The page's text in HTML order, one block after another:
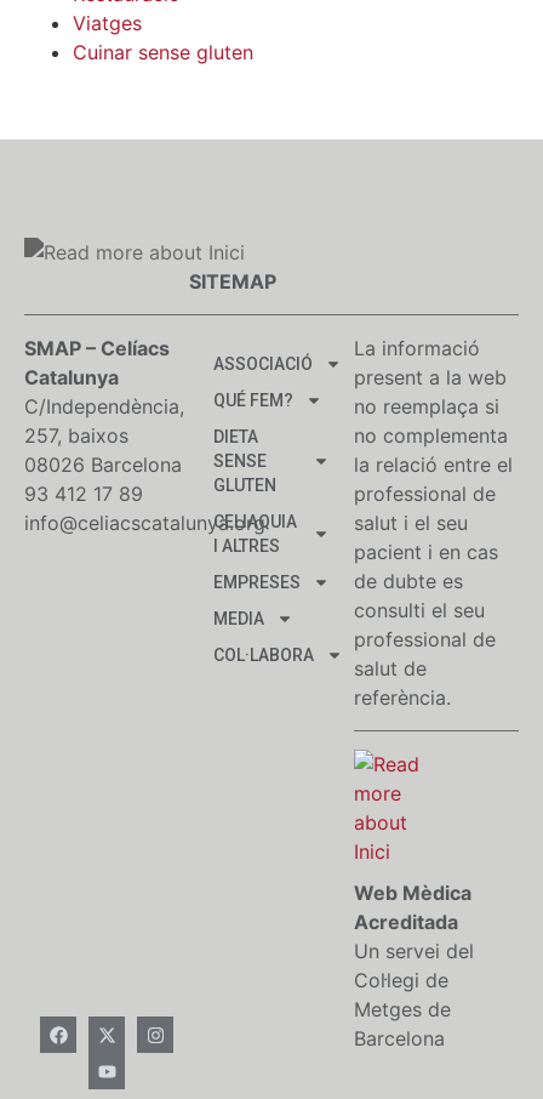
Viatges
Cuinar sense gluten
SMAP – Celíacs
Catalunya
C/Independència,
257, baixos
08026 Barcelona
93 412 17 89
info@celiacscatalunya.org
SITEMAP
ASSOCIACIÓ
QUÉ FEM?
DIETA
SENSE
GLUTEN
CELIAQUIA
I ALTRES
EMPRESES
MEDIA
COL·LABORA
La informació
present a la web
no reemplaça si
no complementa
la relació entre el
professional de
salut i el seu
pacient i en cas
de dubte es
consulti el seu
professional de
salut de
referència.
Web Mèdica
Acreditada
Un servei del
Col·legi de
Metges de
Barcelona